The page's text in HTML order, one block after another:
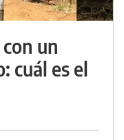
un
cuál es el